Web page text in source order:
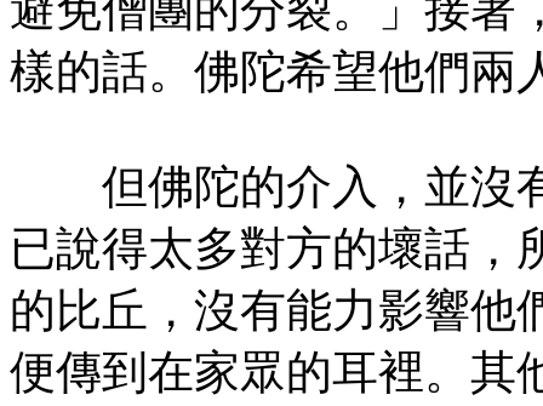
樣的話。佛陀希望他們兩
但佛陀的介入，並沒
已說得太多對方的壞話，
的比丘，沒有能力影響他
便傳到在家眾的耳裡。其